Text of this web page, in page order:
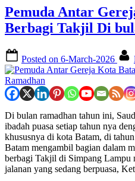
Pemuda Antar
Berbagi Takjil Di
Posted on 6-March-2026
Di bulan ramadhan tahun ini,
ibadah puasa setiap tahun nya
khususnya di kota Batam, di
Batam mengambil bagian dalam
berbagi Takjil di Simpang Lampu
jalanan yang sedang berpuasa,